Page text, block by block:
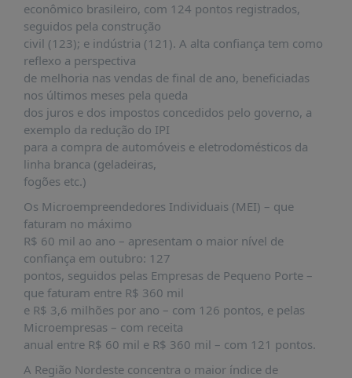
NOTÍCIAS
PRÊMIO
ABDE-
PRÊMIO
ABDE
DE
JORNALISMO
SABER
+
CONTATO
econômico brasileiro, com 124 pontos registrados,
seguidos pela construção
civil (123); e indústria (121). A alta confiança tem como
reflexo a perspectiva
de melhoria nas vendas de final de ano, beneficiadas
nos últimos meses pela queda
dos juros e dos impostos concedidos pelo governo, a
exemplo da redução do IPI
para a compra de automóveis e eletrodomésticos da
linha branca (geladeiras,
fogões etc.)
Os Microempreendedores Individuais (MEI) – que
faturam no máximo
R$ 60 mil ao ano – apresentam o maior nível de
confiança em outubro: 127
pontos, seguidos pelas Empresas de Pequeno Porte –
que faturam entre R$ 360 mil
e R$ 3,6 milhões por ano – com 126 pontos, e pelas
Microempresas – com receita
anual entre R$ 60 mil e R$ 360 mil – com 121 pontos.
A Região Nordeste concentra o maior índice de